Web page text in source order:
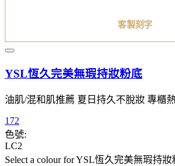
客製刻字
YSL恆久完美無瑕持妝粉底
油肌/混和肌推薦 夏日持久不脫妝 專櫃
172
色號:
LC2
Select a colourfor YSL恆久完美無瑕持妝